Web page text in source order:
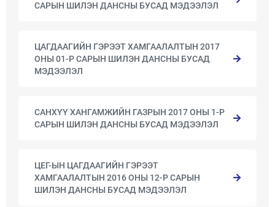
САРЫН ШИЛЭН ДАНСНЫ БУСАД МЭДЭЭЛЭЛ
ЦАГДААГИЙН ГЭРЭЭТ ХАМГААЛАЛТЫН 2017
ОНЫ 01-Р САРЫН ШИЛЭН ДАНСНЫ БУСАД
МЭДЭЭЛЭЛ
САНХҮҮ ХАНГАМЖИЙН ГАЗРЫН 2017 ОНЫ 1-Р
САРЫН ШИЛЭН ДАНСНЫ БУСАД МЭДЭЭЛЭЛ
ЦЕГ-ЫН ЦАГДААГИЙН ГЭРЭЭТ
ХАМГААЛАЛТЫН 2016 ОНЫ 12-Р САРЫН
ШИЛЭН ДАНСНЫ БУСАД МЭДЭЭЛЭЛ